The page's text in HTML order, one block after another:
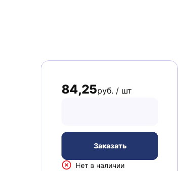
84,25руб. / шт
Заказать
Нет в наличии